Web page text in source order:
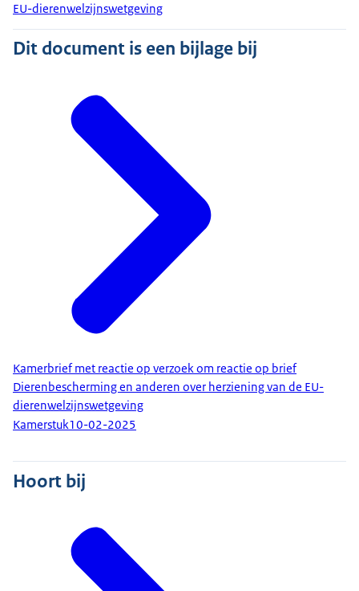
EU-dierenwelzijnswetgeving
Dit document is een bijlage bij
Kamerbrief met reactie op verzoek om reactie op brief
Dierenbescherming en anderen over herziening van de EU-
dierenwelzijnswetgeving
Kamerstuk10-02-2025
Hoort bij